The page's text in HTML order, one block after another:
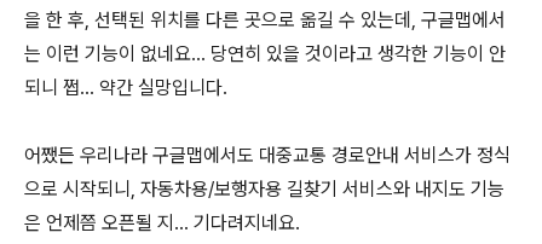
을 한 후, 선택된 위치를 다른 곳으로 옮길 수 있는데, 구글맵에서
는 이런 기능이 없네요... 당연히 있을 것이라고 생각한 기능이 안
되니 쩝... 약간 실망입니다.
어쨌든 우리나라 구글맵에서도 대중교통 경로안내 서비스가 정식
으로 시작되니, 자동차용/보행자용 길찾기 서비스와 내지도 기능
은 언제쯤 오픈될 지... 기다려지네요.